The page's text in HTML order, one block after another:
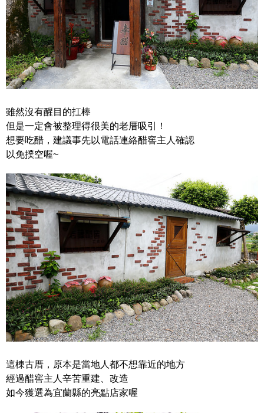
雖然沒有醒目的扛棒
但是一定會被整理得很美的老厝吸引！
想要吃醋，建議事先以電話連絡醋窖主人確認
以免撲空喔~
這棟古厝，原本是當地人都不想靠近的地方
經過醋窖主人辛苦重建、改造
如今獲選為宜蘭縣的亮點店家喔